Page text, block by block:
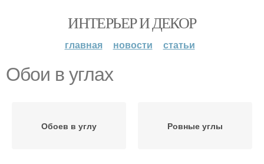
ИНТЕРЬЕР И ДЕКОР
главная новости статьи
Обои в углах
Обоев в углу Ровные углы